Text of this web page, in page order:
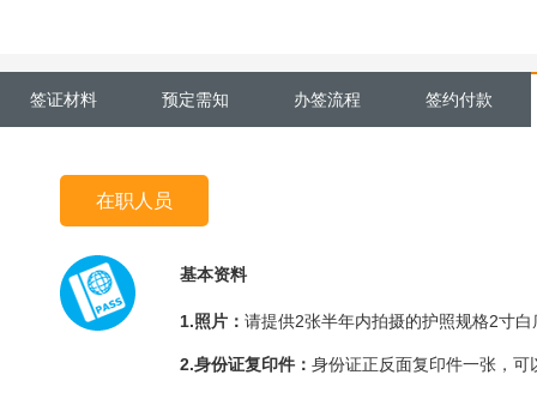
签证材料 预定需知 办签流程 签约付款
在职人员
基本资料
1.照片： 请提供2张半年内拍摄的护照规格2寸
2.身份证复印件： 身份证正反面复印件一张，